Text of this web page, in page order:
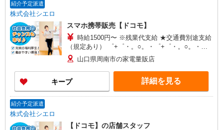
紹介予定派遣
株式会社シエロ
スマホ携帯販売【ドコモ】
時給1500円〜 ※残業代支給 ★交通費別途支給
（規定あり） ゜+゜・。○。・゜+゜・。○。・゜
+゜ 入社祝い金10万円支給(規定有) お友達を紹介
頂くと, インセンティブ支給(規定有) ★月2回払
い・週払い可能（規程有）★ ゜・。○。・゜
+゜・。○。・゜+゜
山口県周南市の家電量販店
キープ 詳細を見る
紹介予定派遣
株式会社シエロ
【ドコモ】の店舗スタッフ